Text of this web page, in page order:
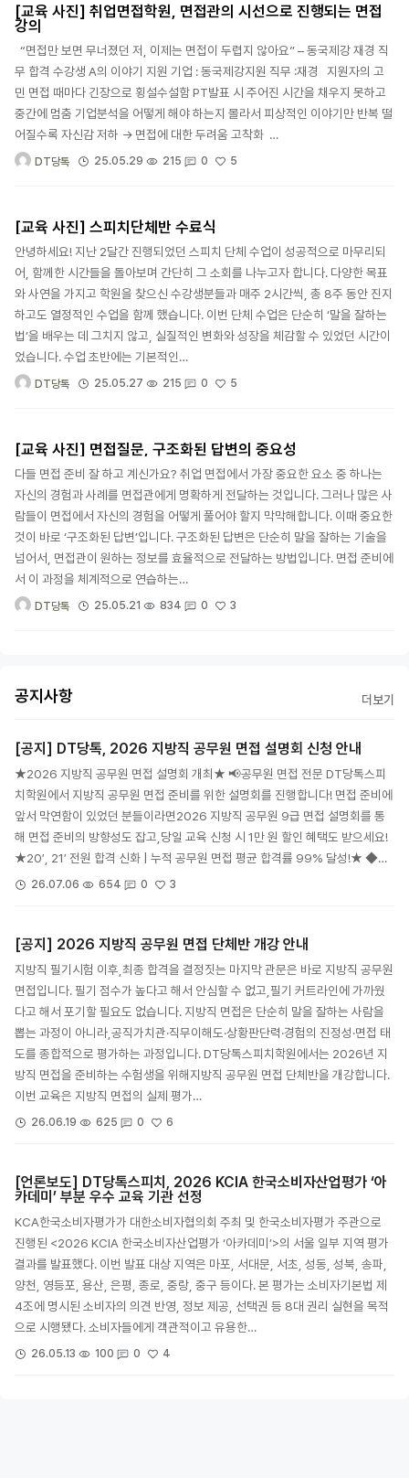
[교육 사진] 취업면접학원, 면접관의 시선으로 진행되는 면접
강의
“면접만 보면 무너졌던 저, 이제는 면접이 두렵지 않아요” – 동국제강 재경 직
무 합격 수강생 A의 이야기 지원 기업 : 동국제강지원 직무 :재경 지원자의 고
민 면접 때마다 긴장으로 횡설수설함 PT발표 시 주어진 시간을 채우지 못하고
중간에 멈춤 기업분석을 어떻게 해야 하는지 몰라서 피상적인 이야기만 반복 떨
어질수록 자신감 저하 → 면접에 대한 두려움 고착화 …
DT당톡 25.05.29 215 0 5
[교육 사진] 스피치단체반 수료식
안녕하세요! 지난 2달간 진행되었던 스피치 단체 수업이 성공적으로 마무리되
어, 함께한 시간들을 돌아보며 간단히 그 소회를 나누고자 합니다. 다양한 목표
와 사연을 가지고 학원을 찾으신 수강생분들과 매주 2시간씩, 총 8주 동안 진지
하고도 열정적인 수업을 함께 했습니다. 이번 단체 수업은 단순히 ‘말을 잘하는
법’을 배우는 데 그치지 않고, 실질적인 변화와 성장을 체감할 수 있었던 시간이
었습니다. 수업 초반에는 기본적인…
DT당톡 25.05.27 215 0 5
[교육 사진] 면접질문, 구조화된 답변의 중요성
다들 면접 준비 잘 하고 계신가요? 취업 면접에서 가장 중요한 요소 중 하나는
자신의 경험과 사례를 면접관에게 명확하게 전달하는 것입니다. 그러나 많은 사
람들이 면접에서 자신의 경험을 어떻게 풀어야 할지 막막해합니다. 이때 중요한
것이 바로 ‘구조화된 답변’입니다. 구조화된 답변은 단순히 말을 잘하는 기술을
넘어서, 면접관이 원하는 정보를 효율적으로 전달하는 방법입니다. 면접 준비에
서 이 과정을 체계적으로 연습하는…
DT당톡 25.05.21 834 0 3
공지사항 더보기
[공지] DT당톡, 2026 지방직 공무원 면접 설명회 신청 안내
★2026 지방직 공무원 면접 설명회 개최★ 📢공무원 면접 전문 DT당톡스피
치학원에서 지방직 공무원 면접 준비를 위한 설명회를 진행합니다! 면접 준비에
앞서 막연함이 있었던 분들이라면2026 지방직 공무원 9급 면접 설명회를 통
해 면접 준비의 방향성도 잡고,당일 교육 신청 시 1만 원 할인 혜택도 받으세요!
★20′, 21′ 전원 합격 신화 | 누적 공무원 면접 평균 합격률 99% 달성!★ ◆…
26.07.06 654 0 3
[공지] 2026 지방직 공무원 면접 단체반 개강 안내
지방직 필기시험 이후,최종 합격을 결정짓는 마지막 관문은 바로 지방직 공무원
면접입니다. 필기 점수가 높다고 해서 안심할 수 없고,필기 커트라인에 가까웠
다고 해서 포기할 필요도 없습니다. 지방직 면접은 단순히 말을 잘하는 사람을
뽑는 과정이 아니라,공직가치관·직무이해도·상황판단력·경험의 진정성·면접 태
도를 종합적으로 평가하는 과정입니다. DT당톡스피치학원에서는 2026년 지
방직 면접을 준비하는 수험생을 위해지방직 공무원 면접 단체반을 개강합니다.
이번 교육은 지방직 면접의 실제 평가…
26.06.19 625 0 6
[언론보도] DT당톡스피치, 2026 KCIA 한국소비자산업평가 ‘아
카데미’ 부분 우수 교육 기관 선정
KCA한국소비자평가가 대한소비자협의회 주최 및 한국소비자평가 주관으로
진행된 <2026 KCIA 한국소비자산업평가 ‘아카데미’>의 서울 일부 지역 평가
결과를 발표했다. 이번 발표 대상 지역은 마포, 서대문, 서초, 성동, 성북, 송파,
양천, 영등포, 용산, 은평, 종로, 중랑, 중구 등이다. 본 평가는 소비자기본법 제
4조에 명시된 소비자의 의견 반영, 정보 제공, 선택권 등 8대 권리 실현을 목적
으로 시행됐다. 소비자들에게 객관적이고 유용한…
26.05.13 100 0 4